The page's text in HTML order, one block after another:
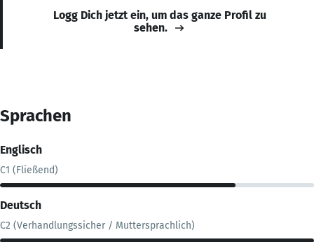
Logg Dich jetzt ein, um das ganze Profil zu
sehen.
Sprachen
Englisch
C1 (Fließend)
Deutsch
C2 (Verhandlungssicher / Muttersprachlich)